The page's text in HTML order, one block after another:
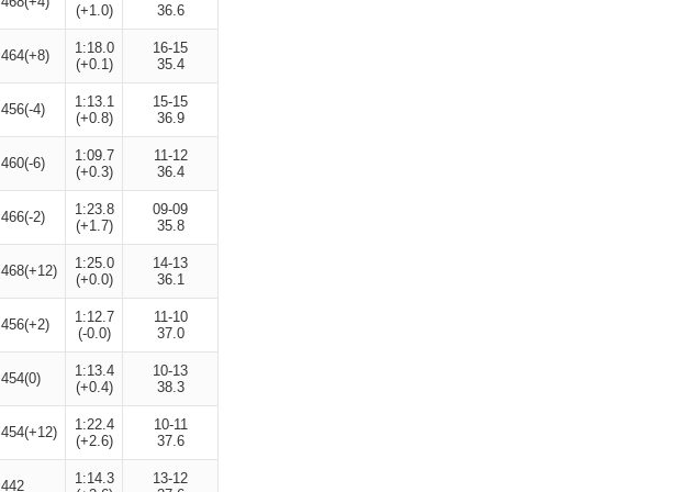
(+1.0)
36.6
464(+8)
1:18.0
(+0.1)
16-15
35.4
456(-4)
1:13.1
(+0.8)
15-15
36.9
460(-6)
1:09.7
(+0.3)
11-12
36.4
466(-2)
1:23.8
(+1.7)
09-09
35.8
468(+12)
1:25.0
(+0.0)
14-13
36.1
456(+2)
1:12.7
(-0.0)
11-10
37.0
454(0)
1:13.4
(+0.4)
10-13
38.3
454(+12)
1:22.4
(+2.6)
10-11
37.6
442
1:14.3
13-12